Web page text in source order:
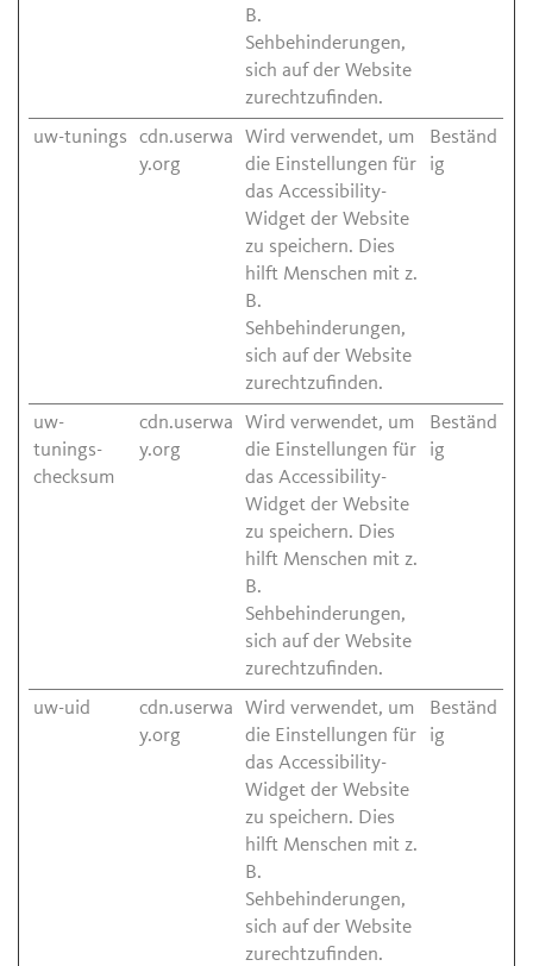
B.
Sehbehinderungen,
sich auf der Website
zurechtzufinden.
uw-tunings
cdn.userwa
y.org
Wird verwendet, um
die Einstellungen für
das Accessibility-
Widget der Website
zu speichern. Dies
hilft Menschen mit z.
B.
Sehbehinderungen,
sich auf der Website
zurechtzufinden.
Beständ
ig
uw-
tunings-
checksum
cdn.userwa
y.org
Wird verwendet, um
die Einstellungen für
das Accessibility-
Widget der Website
zu speichern. Dies
hilft Menschen mit z.
B.
Sehbehinderungen,
sich auf der Website
zurechtzufinden.
Beständ
ig
uw-uid
cdn.userwa
y.org
Wird verwendet, um
die Einstellungen für
das Accessibility-
Widget der Website
zu speichern. Dies
hilft Menschen mit z.
B.
Sehbehinderungen,
sich auf der Website
zurechtzufinden.
Beständ
ig